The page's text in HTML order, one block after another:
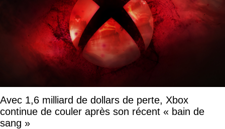
Avec 1,6 milliard de dollars de perte, Xbox
continue de couler après son récent « bain de
sang »